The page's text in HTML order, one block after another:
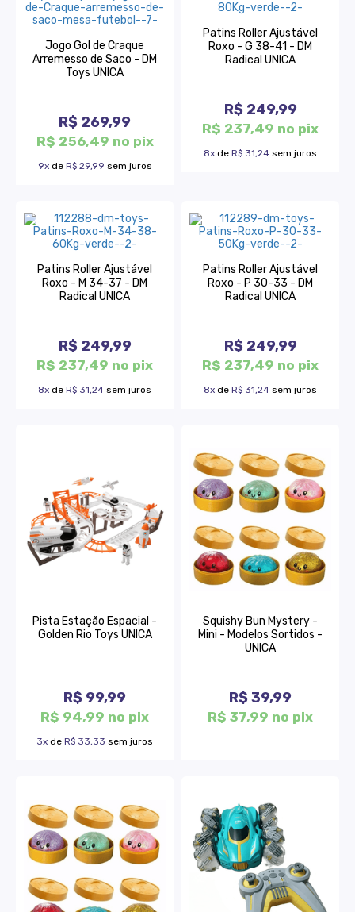
Jogo Gol de Craque
Arremesso de Saco - DM
Toys UNICA
R$ 269,99
R$ 256,49 no pix
9xde R$ 29,99 sem juros
Patins Roller Ajustável
Roxo - G 38-41 - DM
Radical UNICA
R$ 249,99
R$ 237,49 no pix
8x de R$ 31,24 sem juros
Patins Roller Ajustável
Roxo - M 34-37 - DM
Radical UNICA
R$ 249,99
R$ 237,49 no pix
8x de R$ 31,24 sem juros
Patins Roller Ajustável
Roxo - P 30-33 - DM
Radical UNICA
R$ 249,99
R$ 237,49 no pix
8x de R$ 31,24 sem juros
Pista Estação Espacial -
Golden Rio Toys UNICA
R$ 99,99
R$ 94,99 no pix
3x de R$ 33,33 sem juros
Squishy Bun Mystery -
Mini - Modelos Sortidos -
UNICA
R$ 39,99
R$ 37,99 no pix